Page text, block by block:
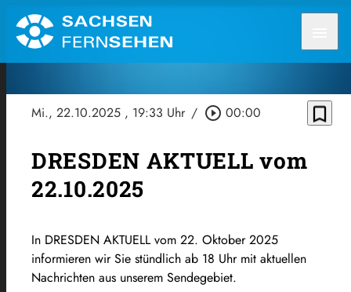
Mi., 22.10.2025 , 19:33 Uhr / play_circle_outline 00:00 bookmark_border
DRESDEN AKTUELL vom
22.10.2025
In DRESDEN AKTUELL vom 22. Oktober 2025
informieren wir Sie stündlich ab 18 Uhr mit aktuellen
Nachrichten aus unserem Sendegebiet.